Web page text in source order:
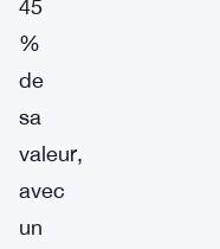
45
%
de
sa
valeur,
avec
un